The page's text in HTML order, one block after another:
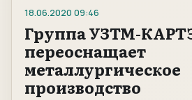
18.06.2020 09:46
Группа УЗТМ-
переоснащает
металлургическое
производство